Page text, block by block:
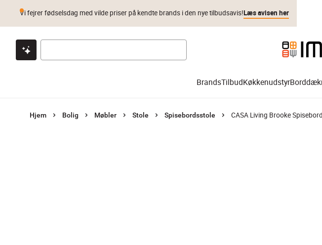
Klik & hent Byt i 1 år Prismatch
Vi fejrer fødselsdag med vilde priser på kendte brands i den nye tilbudsavis!Læs avisen her
BrandsTilbudKøkkenudstyr
Hjem Bolig Møbler Stole Spisebordsstole CASA Living Brooke